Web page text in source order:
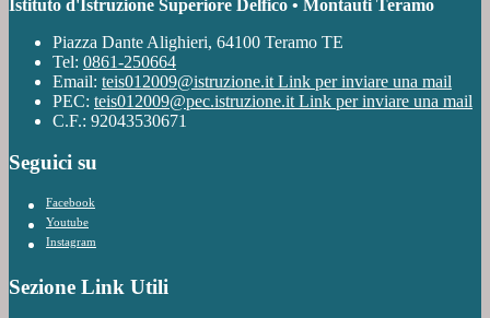
Istituto d'Istruzione Superiore Delfico • Montauti Teramo
Piazza Dante Alighieri, 64100 Teramo TE
Tel: 0861-250664
Email: teis012009@istruzione.it Link per inviare una mail
PEC: teis012009@pec.istruzione.it Link per inviare una mail
C.F.: 92043530671
Seguici su
Facebook
Youtube
Instagram
Sezione Link Utili